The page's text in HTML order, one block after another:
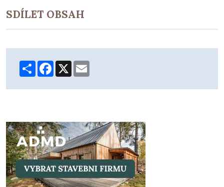
SDÍLET OBSAH
ShareFacebook
X